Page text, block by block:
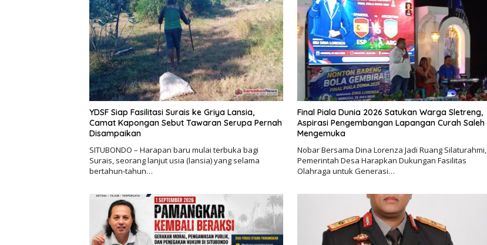
YDSF Siap Fasilitasi Surais ke Griya Lansia,
Camat Kapongan Sebut Tawaran Serupa Pernah
Disampaikan
SITUBONDO – Harapan baru mulai terbuka bagi
Surais, seorang lanjut usia (lansia) yang selama
bertahun-tahun…
Final Piala Dunia 2026 Satukan Warga Sletreng,
Aspirasi Pengembangan Lapangan Curah Saleh
Mengemuka
Nobar Bersama Dina Lorenza Jadi Ruang Silaturahmi,
Pemerintah Desa Harapkan Dukungan Fasilitas
Olahraga untuk Generasi…